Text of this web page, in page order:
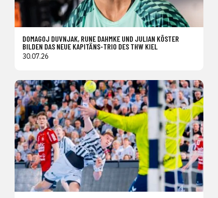
DOMAGOJ DUVNJAK, RUNE DAHMKE UND JULIAN KÖSTER
BILDEN DAS NEUE KAPITÄNS-TRIO DES THW KIEL
30.07.26